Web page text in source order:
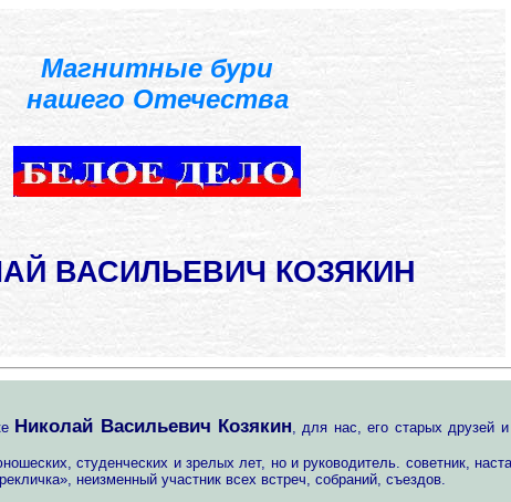
Магнитные бури
нашего Отечества
ВАСИЛЬЕВИЧ КОЗЯКИН
Николай Васильевич Козякин , для нас, его старых друзей
студенческих и зрелых лет, но и руководитель. советник,
неизменный участник всех встреч, собраний, съездов.